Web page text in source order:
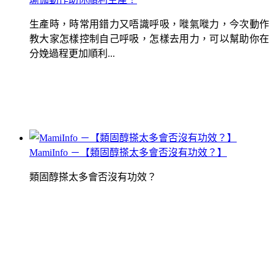
生產時，時常用錯力又唔識呼吸，嘥氣嘥力，今次動作
教大家怎樣控制自己呼吸，怎樣去用力，可以幫助你在
分娩過程更加順利...
MamiInfo －【類固醇搽太多會否沒有功效？】
類固醇搽太多會否沒有功效？